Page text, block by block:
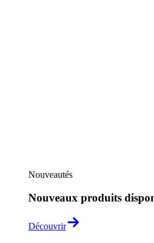
Nouveautés
Nouveaux produits
Découvrir